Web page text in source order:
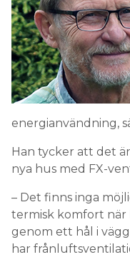
energianvändning,
Han tycker att det
nya hus med FX-
– Det finns inga
termisk komfort
genom ett hål i
har